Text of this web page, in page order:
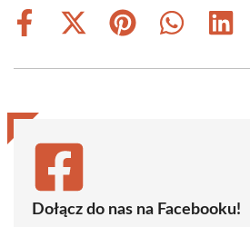
Share
Share
(Twitter)
Share
Share
Share
Dołącz do nas na Facebooku!